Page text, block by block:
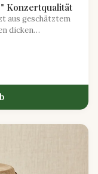
Konzertqualität
aus geschätztem
dicken
reiche